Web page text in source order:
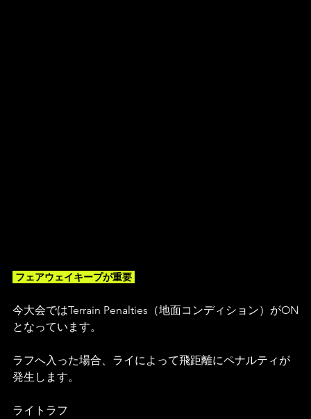
フェアウェイキープが重要
今大会ではTerrain Penalties（地面コンディション）がON
となっています。
ラフへ入った場合、ライによって飛距離にペナルティが
発生します。
ライトラフ